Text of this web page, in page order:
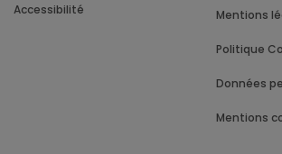
Accessibilité Mentions
Politique
Données
Mentions